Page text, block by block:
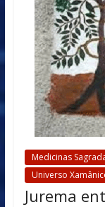
Medicinas
Universo
Jurema